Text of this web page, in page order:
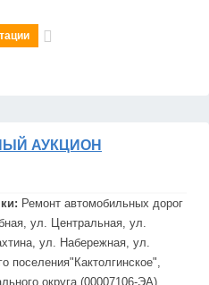
АУКЦИОН
Ремонт автомобильных дорог
ул. Центральная, ул.
ул. Набережная, ул.
поселения"Кактолгинское",
округа (00007106-ЭА)